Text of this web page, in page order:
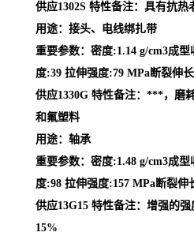
供应1302S 特性备注：具有抗
用途：接头、电线绑扎带
重要参数：密度:1.14 g/cm3成
度:39 拉伸强度:79 MPa断裂伸
供应1330G 特性备注：***，磨
和氟塑料
用途：轴承
重要参数：密度:1.48 g/cm3成
度:98 拉伸强度:157 MPa断裂伸
供应13G15 特性备注：增强的
15%